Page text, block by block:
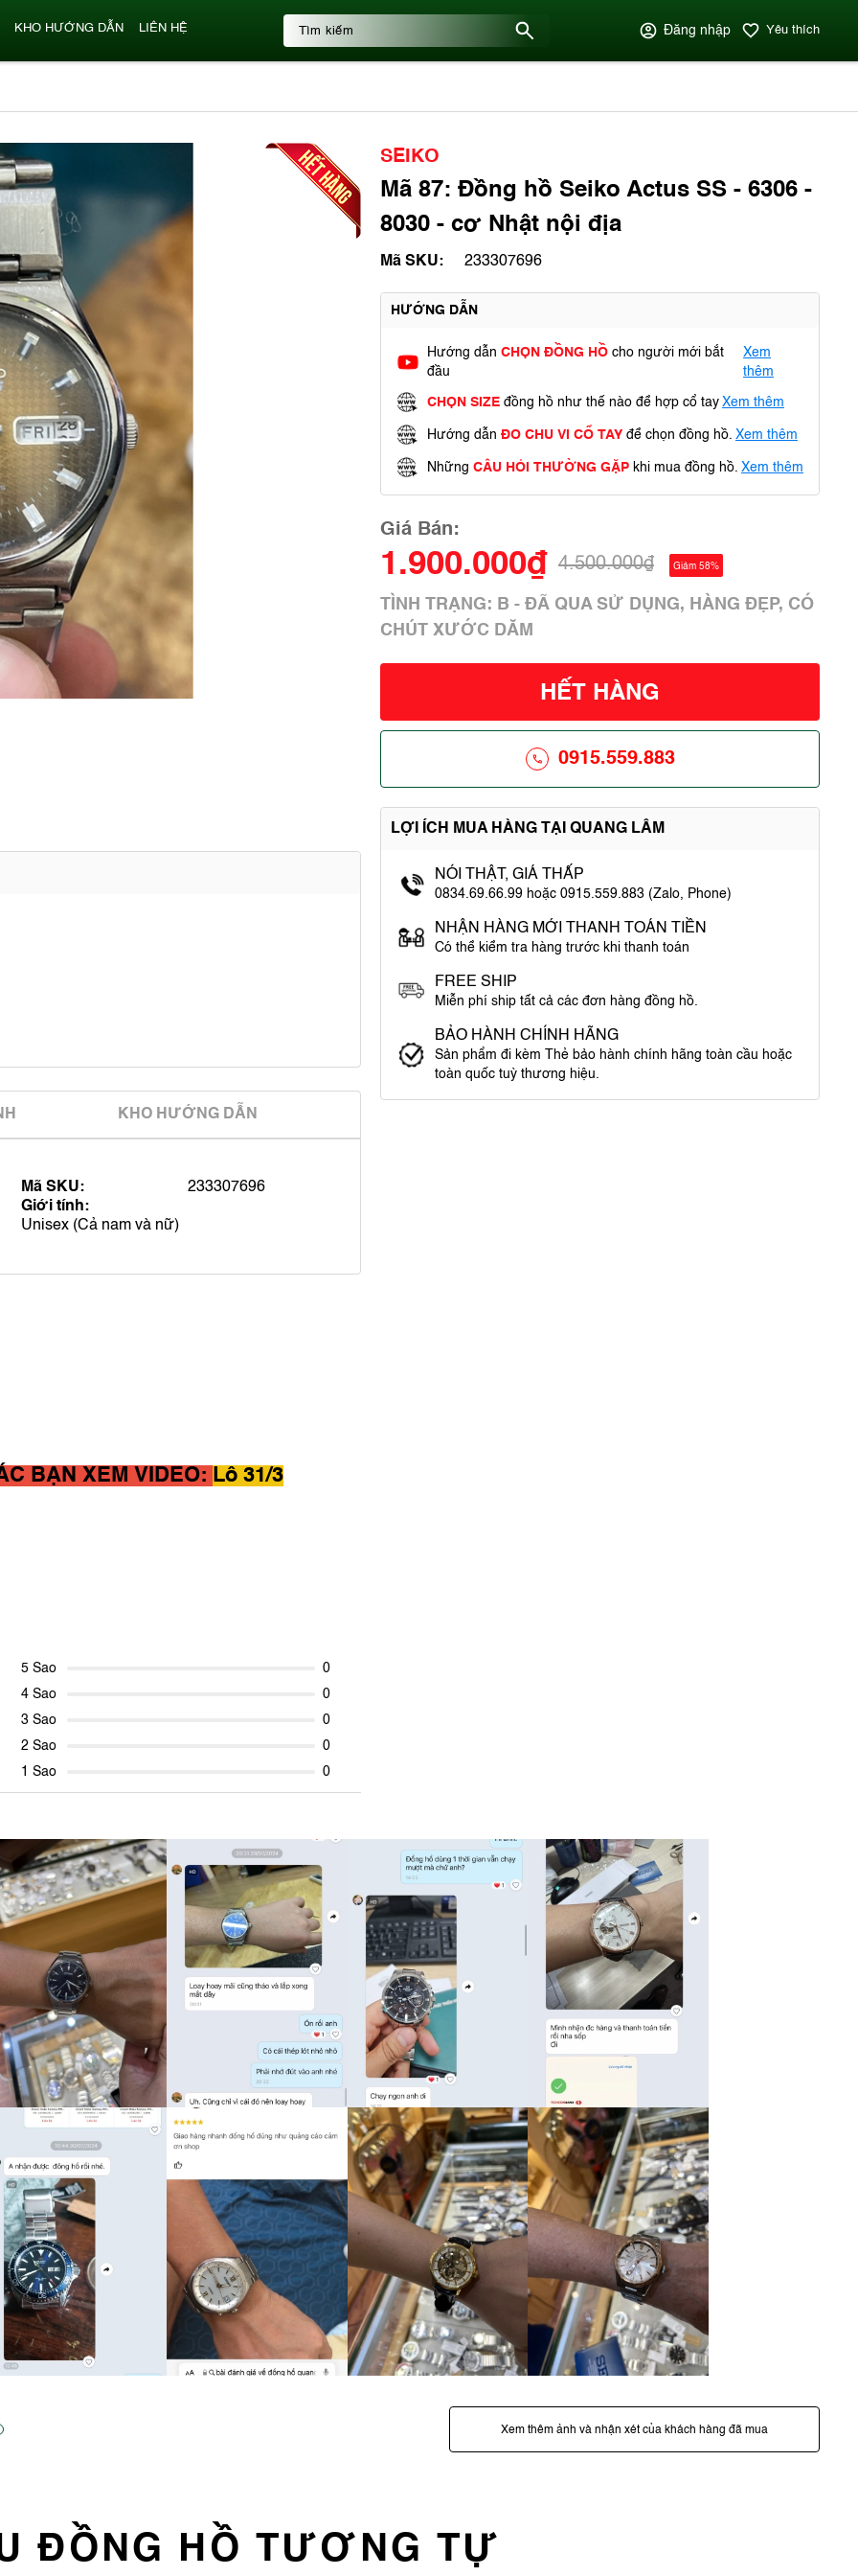
KHO HƯỚNG DẪN LIÊN HỆ Đăng nhập Yêu thích
KHO HƯỚNG DẪN
Mã SKU:
233307696
Giới tính:
Unisex (Cả nam và nữ)
BẠN XEM VIDEO: Lô 31/3
SEIKO
Mã 87: Đồng hồ Seiko Actus SS - 6306 -
8030 - cơ Nhật nội địa
Mã SKU: 233307696
HƯỚNG DẪN
Hướng dẫn CHỌN ĐỒNG HỒ cho người mới bắt
đầu
Xem
thêm
CHỌN SIZE đồng hồ như thế nào để hợp cổ tay Xem thêm
Hướng dẫn ĐO CHU VI CỔ TAY để chọn đồng hồ. Xem thêm
Những CÂU HỎI THƯỜNG GẶP khi mua đồng hồ. Xem thêm
Giá Bán:
1.900.000₫ 4.500.000₫ Giảm 58%
TÌNH TRẠNG: B - ĐÃ QUA SỬ DỤNG, HÀNG ĐẸP, CÓ
CHÚT XƯỚC DĂM
HẾT HÀNG
0915.559.883
LỢI ÍCH MUA HÀNG TẠI QUANG LÂM
NÓI THẬT, GIÁ THẤP
0834.69.66.99 hoặc 0915.559.883 (Zalo, Phone)
NHẬN HÀNG MỚI THANH TOÁN TIỀN
Có thể kiểm tra hàng trước khi thanh toán
FREE SHIP
Miễn phí ship tất cả các đơn hàng đồng hồ.
BẢO HÀNH CHÍNH HÃNG
Sản phẩm đi kèm Thẻ bảo hành chính hãng toàn cầu hoặc
toàn quốc tuỳ thương hiệu.
5 Sao
0
4 Sao
0
3 Sao
0
2 Sao
0
1 Sao
0
Xem thêm ảnh và nhận xét của khách hàng đã mua
ĐỒNG HỒ TƯƠNG TỰ